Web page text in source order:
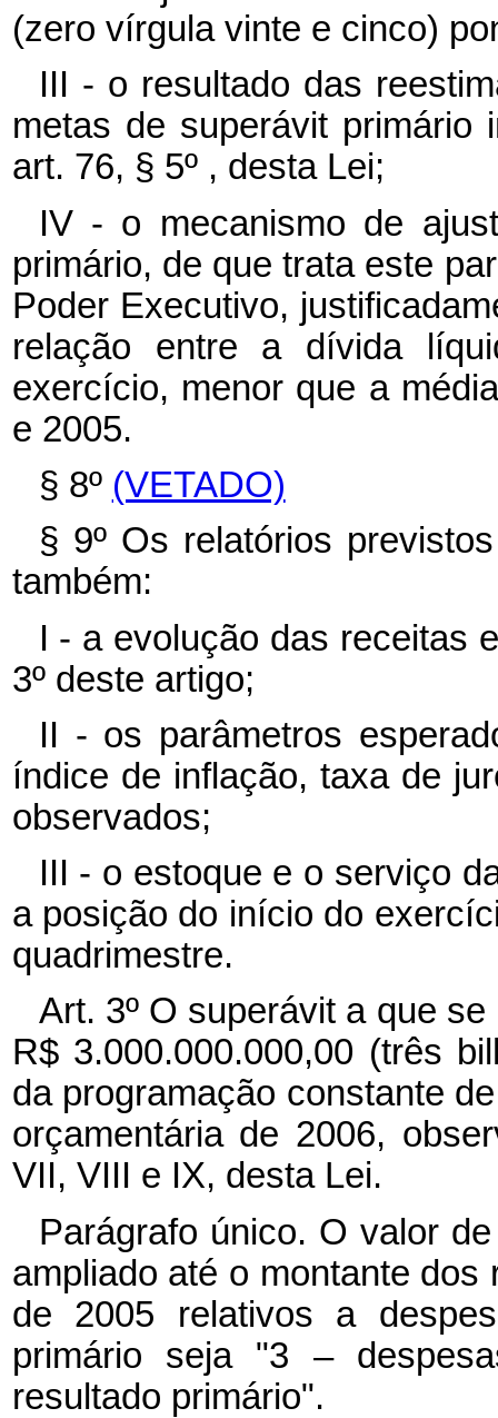
(zero vírgula vinte e cinco)
III - o resultado das
metas de superávit primário
art. 76, § 5º , desta Lei;
IV - o mecanismo de
primário, de que trata este
Poder Executivo,
relação entre a dívida
exercício, menor que a
e 2005.
§ 8º (VETADO)
§ 9º Os relatórios
também:
I - a evolução das receitas
3º deste artigo;
II - os parâmetros
índice de inflação, taxa de
observados;
III - o estoque e o serviço
a posição do início do
quadrimestre.
Art. 3º O superávit a que
R$ 3.000.000.000,00 (três
da programação constante
orçamentária de 2006,
VII, VIII e IX, desta Lei.
Parágrafo único. O valor
ampliado até o montante
de 2005 relativos a
primário seja "3 –
resultado primário".